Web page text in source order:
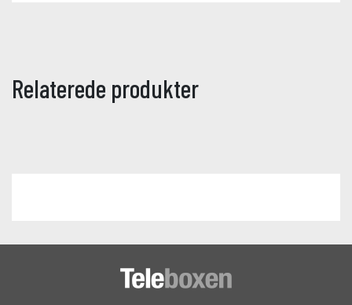
Relaterede produkter